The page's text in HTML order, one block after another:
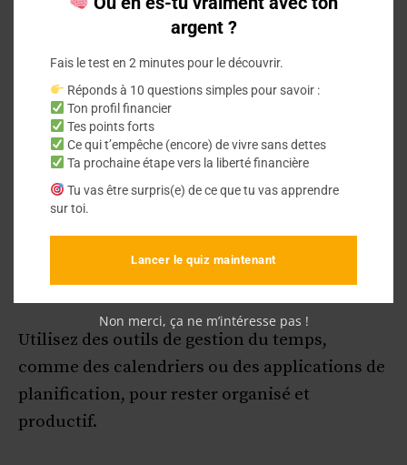
Efficacement
Gérer votre temps est crucial pour trouver
équilibre entre vie créative et sécurité
financière.
Déterminez des créneaux horaires dédiés à
vos activités créatives sans empiéter sur le
temps que vous devez consacrer à votre
travail principal ou à d’autres obligations.
Utilisez des outils de gestion du temps,
comme des calendriers ou des applications de
planification, pour rester organisé et
productif.
argent ?
Fais le test en 2 minutes pour le découvrir.
Réponds à 10 questions simples pour savoir :
Ton profil financier
Tes points forts
Ce qui t’empêche (encore) de vivre sans dettes
Ta prochaine étape vers la liberté financière
Tu vas être surpris(e) de ce que tu vas apprendre
sur toi.
Lancer le quiz maintenant
Non merci, ça ne m’intéresse pas !